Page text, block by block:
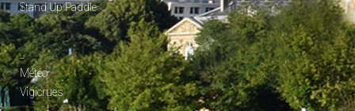
Stand Up Paddle
_
Météo
Vigicrues